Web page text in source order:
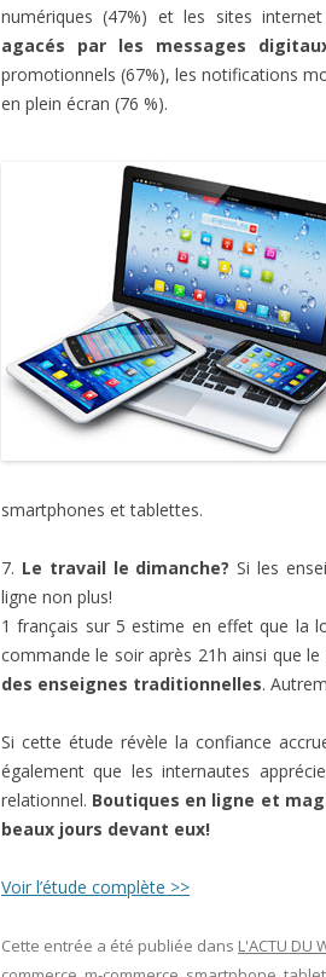
numériques (47%) et les sites
agacés par les messages
promotionnels (67%), les notifications
en plein écran (76 %).
smartphones et tablettes.
7. Le travail le dimanche? Si les
ligne non plus!
1 français sur 5 estime en effet que la
commande le soir après 21h ainsi que le
des enseignes traditionnelles.
Si cette étude révèle la confiance
également que les internautes
relationnel. Boutiques en ligne et
beaux jours devant eux!
Voir l’étude complète >>
Cette entrée a été publiée dans L'ACTU DU